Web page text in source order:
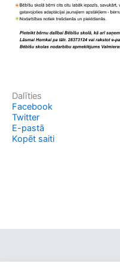
Dalīties
Facebook
Twitter
E-pastā
Kopēt saiti